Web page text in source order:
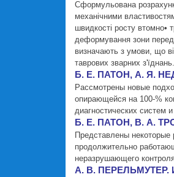
Сформульована
механiчними
швидкостi росту втомно•
деформування зони
визначають з умови, що
таврових зварних
Б. Е. ПАТОН, А. Я.
Рассмотрены новые
опирающейся на 100-%
диагностических систем
Б. Е. ПАТОН, В. А.
Представлены
продолжительно
неразрушающего
А. В. ПЕРЕЛЬМУТЕР.